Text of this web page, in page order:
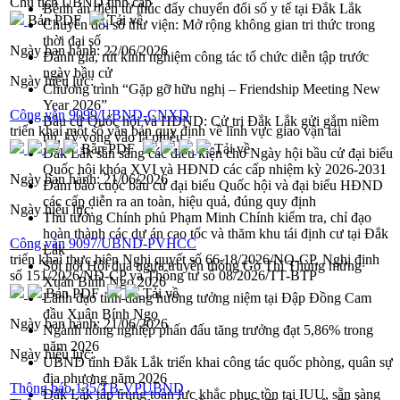
Bệnh án điện tử thúc đẩy chuyển đổi số y tế tại Đắk Lắk
Chuyển đổi số thư viện: Mở rộng không gian tri thức trong
thời đại số
Đánh giá, rút kinh nghiệm công tác tổ chức diễn tập trước
ngày bầu cử
Chương trình “Gặp gỡ hữu nghị – Friendship Meeting New
Year 2026”
Bầu cử Quốc hội và HĐND: Cử tri Đắk Lắk gửi gắm niềm
tin, kỳ vọng vào lá phiếu
Đắk Lắk sẵn sàng các điều kiện cho Ngày hội bầu cử đại biểu
Quốc hội khóa XVI và HĐND các cấp nhiệm kỳ 2026-2031
Đảm bảo cuộc bầu cử đại biểu Quốc hội và đại biểu HĐND
các cấp diễn ra an toàn, hiệu quả, đúng quy định
Thủ tướng Chính phủ Phạm Minh Chính kiểm tra, chỉ đạo
hoàn thành các dự án cao tốc và thăm khu tái định cư tại Đắk
Lắk
Sôi nổi Hội đua ngựa truyền thống Gò Thì Thùng mừng
Xuân Bính Ngọ 2026
Lãnh đạo tỉnh dâng hương tưởng niệm tại Đập Đồng Cam
đầu Xuân Bính Ngọ
Ngành nông nghiệp phấn đấu tăng trưởng đạt 5,86% trong
năm 2026
UBND tỉnh Đắk Lắk triển khai công tác quốc phòng, quân sự
địa phương năm 2026
Đắk Lắk tập trung toàn lực khắc phục tồn tại IUU, sẵn sàng
Bản PDF
Tải về
Ngày ban hành: 22/06/2026
Ngày hiệu lực:
Công văn 9099/UBND-CNXD
triển khai một số văn bản quy định về lĩnh vực giao vận tải
Bản PDF
Tải về
Ngày ban hành:21/06/2026
Ngày hiệu lực:
Công văn 9097/UBND-PVHCC
triển khai thực hiện Nghị quyết số 66.18/2026/NQ-CP, Nghị định
số 151/2026/NĐ-CP và Thông tư số 08/2026/TT-BTP
Bản PDF
Tải về
Ngày ban hành:21/06/2026
Ngày hiệu lực:
Thông báo 135/TB-VPUBND